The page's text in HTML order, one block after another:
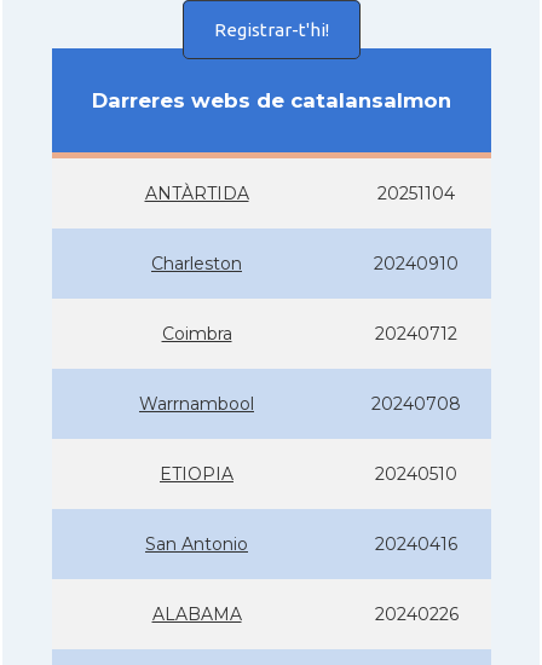
Registrar-t'hi!
Darreres webs de catalansalmon
ANTÀRTIDA 20251104
Charleston 20240910
Coimbra 20240712
Warrnambool 20240708
ETIOPIA 20240510
San Antonio 20240416
ALABAMA 20240226